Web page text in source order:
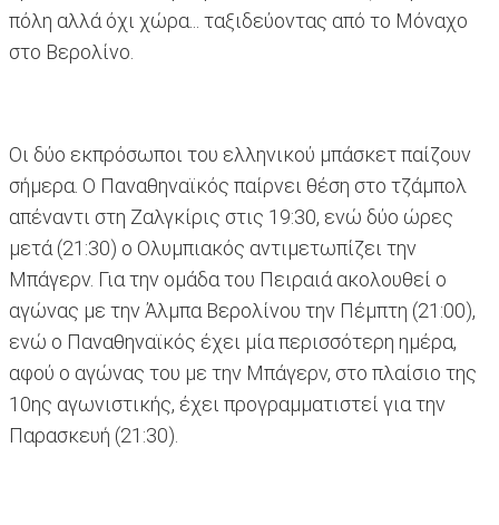
πόλη αλλά όχι χώρα... ταξιδεύοντας από το Μόναχο
στο Βερολίνο.
Οι δύο εκπρόσωποι του ελληνικού μπάσκετ παίζουν
σήμερα. Ο Παναθηναϊκός παίρνει θέση στο τζάμπολ
απέναντι στη Ζαλγκίρις στις 19:30, ενώ δύο ώρες
μετά (21:30) ο Ολυμπιακός αντιμετωπίζει την
Μπάγερν. Για την ομάδα του Πειραιά ακολουθεί ο
αγώνας με την Άλμπα Βερολίνου την Πέμπτη (21:00),
ενώ ο Παναθηναϊκός έχει μία περισσότερη ημέρα,
αφού ο αγώνας του με την Μπάγερν, στο πλαίσιο της
10ης αγωνιστικής, έχει προγραμματιστεί για την
Παρασκευή (21:30).